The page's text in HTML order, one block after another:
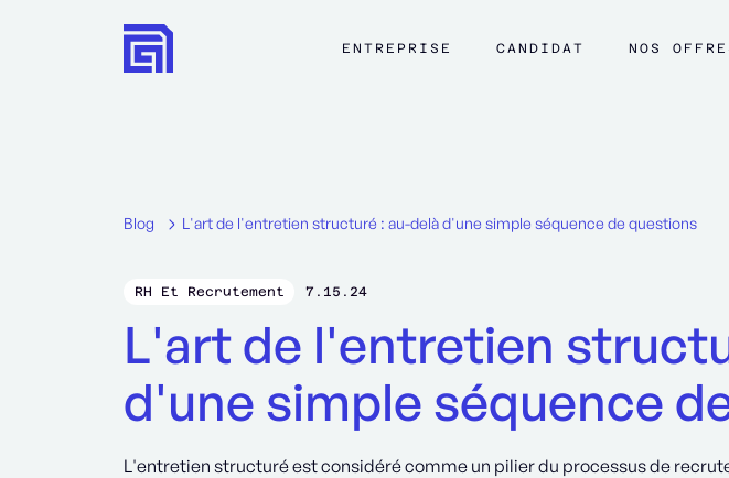
ENTREPRISE CANDIDAT NOS
Blog L'art de l'entretien structuré : au-delà d'une simple séquence de questions
RH Et Recrutement 7.15.24
L'art de l'entretien
d'une simple séquence
L'entretien structuré est considéré comme un pilier du processus de